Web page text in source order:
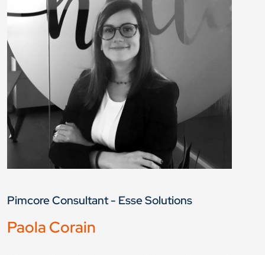
Pimcore Consultant - Esse Solutions
Paola Corain